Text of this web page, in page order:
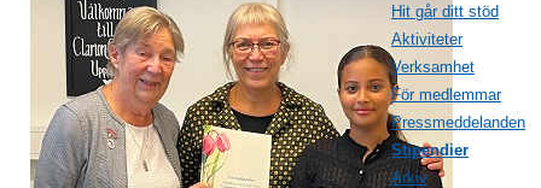
Hit går ditt stöd
Aktiviteter
Verksamhet
För medlemmar
Pressmeddelanden
Stipendier
Arkiv